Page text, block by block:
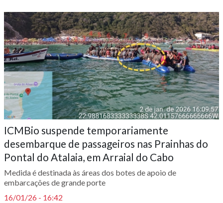
ICMBio suspende temporariamente
desembarque de passageiros nas Prainhas do
Pontal do Atalaia, em Arraial do Cabo
Medida é destinada às áreas dos botes de apoio de
embarcações de grande porte
16/01/26 - 16:42